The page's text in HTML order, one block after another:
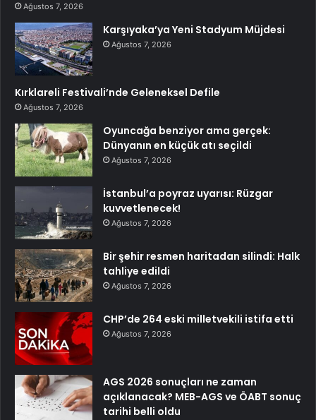
Ağustos 7, 2026
Karşıyaka’ya Yeni Stadyum Müjdesi
Ağustos 7, 2026
Kırklareli Festivali’nde Geleneksel Defile
Ağustos 7, 2026
Oyuncağa benziyor ama gerçek:
Dünyanın en küçük atı seçildi
Ağustos 7, 2026
İstanbul’a poyraz uyarısı: Rüzgar
kuvvetlenecek!
Ağustos 7, 2026
Bir şehir resmen haritadan silindi: Halk
tahliye edildi
Ağustos 7, 2026
CHP’de 264 eski milletvekili istifa etti
Ağustos 7, 2026
AGS 2026 sonuçları ne zaman
açıklanacak? MEB-AGS ve ÖABT sonuç
tarihi belli oldu